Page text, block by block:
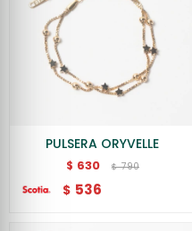
PULSERA ORYVELLE
$ 630 $ 790
$ 536